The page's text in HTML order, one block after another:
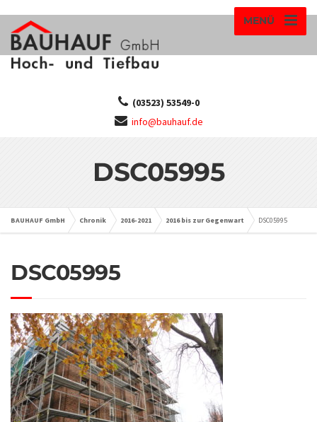
MENÜ
(03523) 53549-0
info@bauhauf.de
DSC05995
BAUHAUF GmbH Chronik 2016-2021 2016 bis zur Gegenwart DSC05995
DSC05995